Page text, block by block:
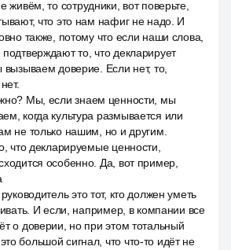
живём, то сотрудники, вот поверьте,
что это нам нафиг не надо. И
также, потому что если наши слова,
то, что декларирует
вызываем доверие. Если нет, то,
Мы, если знаем ценности, мы
когда культура размывается или
не только нашим, но и другим.
что декларируемые ценности,
особенно. Да, вот пример,
это тот, кто должен уметь
И если, например, в компании все
о доверии, но при этом тотальный
большой сигнал, что что-то идёт не